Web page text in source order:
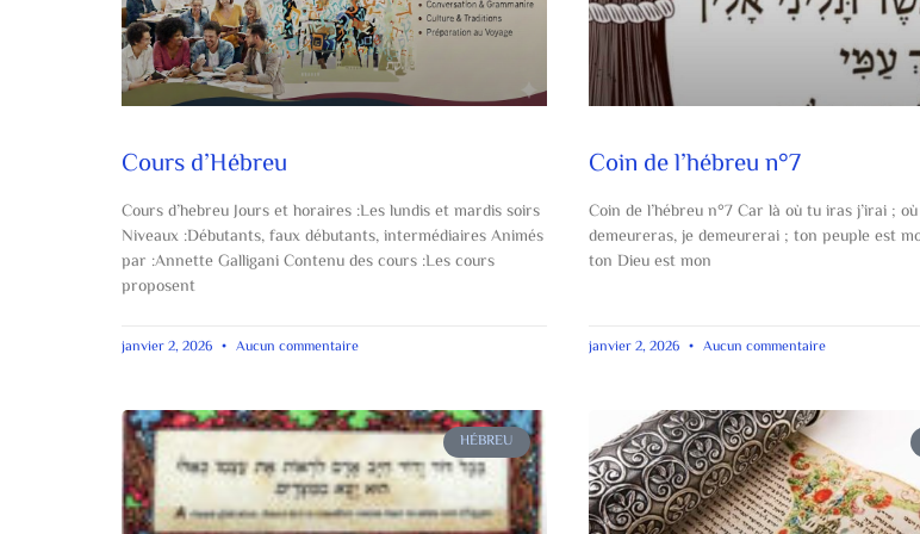
Cours d’Hébreu
Cours d’hebreu Jours et horaires :Les lundis et mardis soirs
Niveaux :Débutants, faux débutants, intermédiaires Animés
par :Annette Galligani Contenu des cours :Les cours
proposent
janvier 2, 2026 Aucun commentaire
Coin de l’hébreu n°7
Coin de l’hébreu n°7 Car là où tu iras j’irai ;
demeureras, je demeurerai ; ton peuple est
ton Dieu est mon
janvier 2, 2026 Aucun commentaire
HÉBREU